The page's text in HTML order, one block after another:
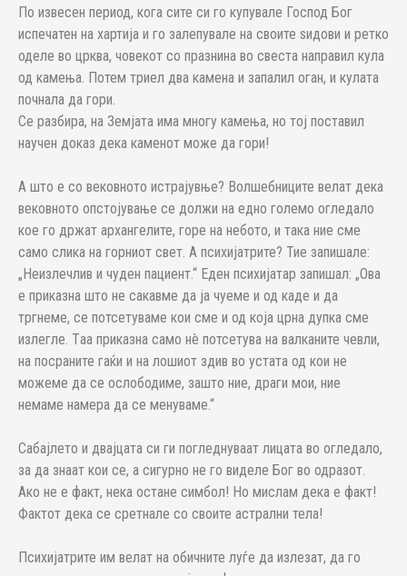
По извесен период, кога сите си го купувале Господ Бог
испечатен на хартија и го залепувале на своите ѕидови и ретко
оделе во црква, човекот со празнина во свеста направил кула
од камења. Потем триел два камена и запалил оган, и кулата
почнала да гори.
Се разбира, на Земјата има многу камења, но тој поставил
научен доказ дека каменот може да гори!
А што е со вековното истрајувње? Волшебниците велат дека
вековното опстојување се должи на едно големо огледало
кое го држат архангелите, горе на небото, и така ние сме
само слика на горниот свет. А психијатрите? Тие запишале:
„Неизлечлив и чуден пациент.“ Еден психијатар запишал: „Ова
е приказна што не сакавме да ја чуеме и од каде и да
тргнеме, се потсетуваме кои сме и од која црна дупка сме
излегле. Тaa приказна само нè потсетува на валканите чевли,
на посраните гаќи и на лошиот здив во устата од кои не
можеме да се ослободиме, зашто ние, драги мои, ние
немаме намера да се менуваме.“
Сабајлето и двајцата си ги погледнуваат лицата во огледало,
за да знаат кои се, а сигурно не го виделе Бог во одразот.
Ако не е факт, нека остане симбол! Но мислам дека е факт!
Фактот дека се сретнале со своите астрални тела!
Психијатрите им велат на обичните луѓе да излезат, да го